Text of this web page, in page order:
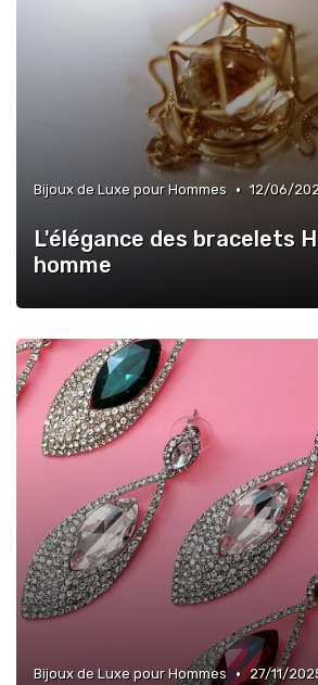
Bijoux de Luxe pour Hommes • 12/06/
L'élégance des bracelets
homme
Bijoux de Luxe pour Hommes • 27/11/